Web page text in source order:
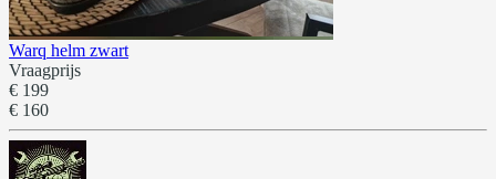
Warq helm zwart
Vraagprijs
€ 199
€ 160